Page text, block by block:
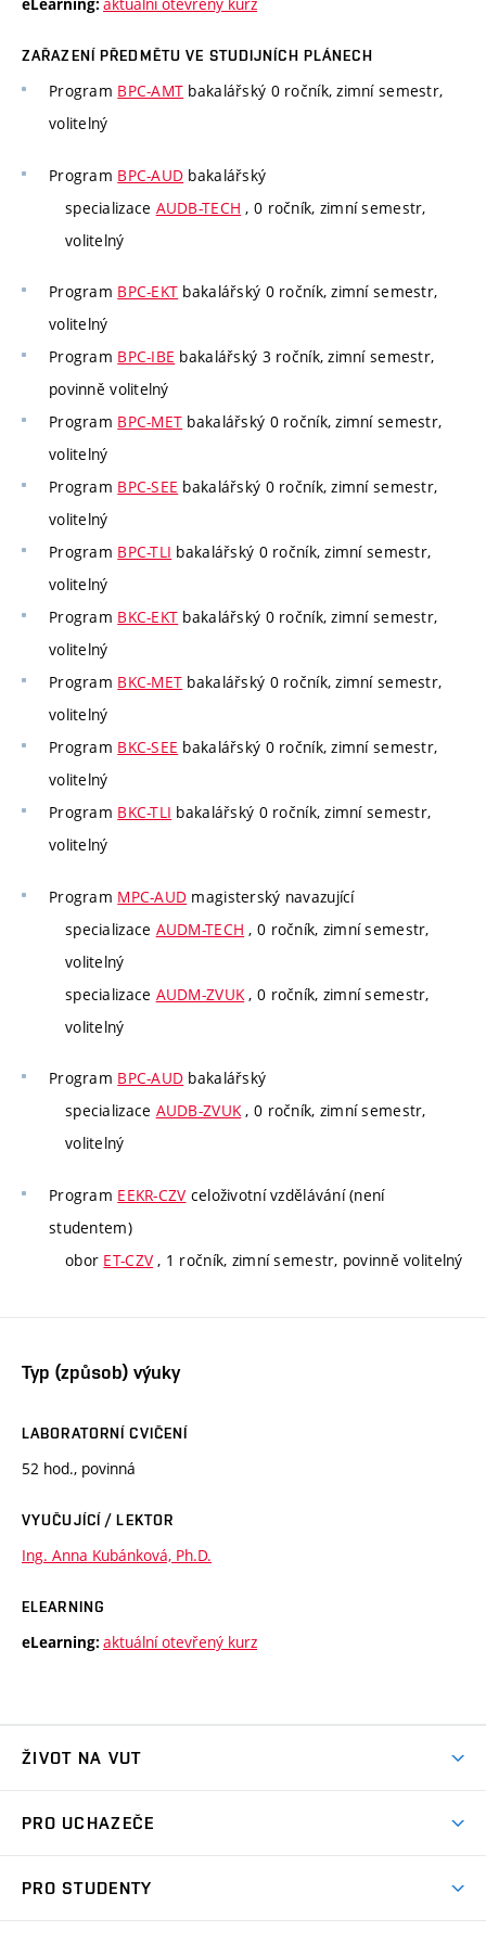
eLearning:
ZAŘAZENÍ PŘEDMĚTU VE STUDIJNÍCH PLÁNECH
Program BPC-AMT bakalářský 0 ročník, zimní semestr,
volitelný
Program BPC-AUD bakalářský
specializace AUDB-TECH , 0 ročník, zimní semestr,
volitelný
Program BPC-EKT bakalářský 0 ročník, zimní semestr,
volitelný
Program BPC-IBE bakalářský 3 ročník, zimní semestr,
povinně volitelný
Program BPC-MET bakalářský 0 ročník, zimní semestr,
volitelný
Program BPC-SEE bakalářský 0 ročník, zimní semestr,
volitelný
Program BPC-TLI bakalářský 0 ročník, zimní semestr,
volitelný
Program BKC-EKT bakalářský 0 ročník, zimní semestr,
volitelný
Program BKC-MET bakalářský 0 ročník, zimní semestr,
volitelný
Program BKC-SEE bakalářský 0 ročník, zimní semestr,
volitelný
Program BKC-TLI bakalářský 0 ročník, zimní semestr,
volitelný
Program MPC-AUD magisterský navazující
specializace AUDM-TECH , 0 ročník, zimní semestr,
volitelný
specializace AUDM-ZVUK , 0 ročník, zimní semestr,
volitelný
Program BPC-AUD bakalářský
specializace AUDB-ZVUK, 0 ročník, zimní semestr,
volitelný
Program EEKR-CZV celoživotní vzdělávání (není
studentem)
obor ET-CZV , 1 ročník, zimní semestr, povinně volitelný
Typ (způsob) výuky
LABORATORNÍ CVIČENÍ
52 hod., povinná
VYUČUJÍCÍ / LEKTOR
Ing. Anna Kubánková, Ph.D.
ELEARNING
eLearning: aktuální otevřený kurz
ŽIVOT NA VUT
Koleje
PRO UCHAZEČE
PRO STUDENTY